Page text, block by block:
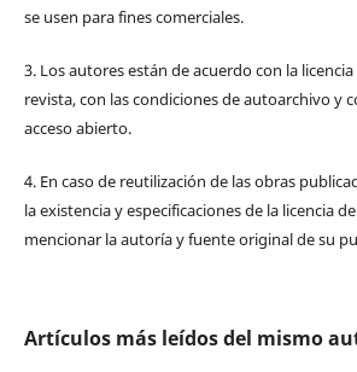
se usen para fines comerciales.
3. Los autores están de acuerdo con la
revista, con las condiciones de autoarchivo y
acceso abierto.
4. En caso de reutilización de las obras
la existencia y especificaciones de la licencia
mencionar la autoría y fuente original de su
Artículos más leídos del mismo